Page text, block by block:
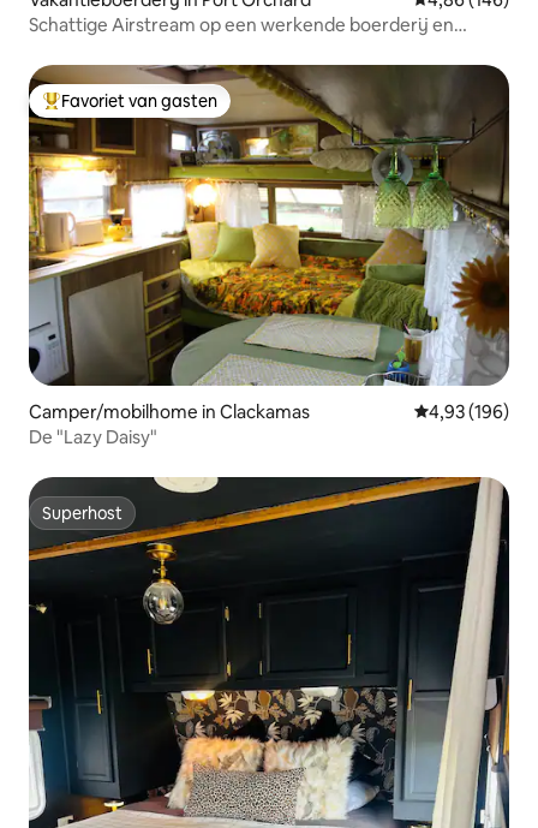
Schattige Airstream op een werkende boerderij en
Topfavoriet van gasten
Favoriet van gasten
Camper/mobilhome in Clackamas Gemiddelde
4,93 (196)
De "Lazy Daisy"
Superhost
Superhost